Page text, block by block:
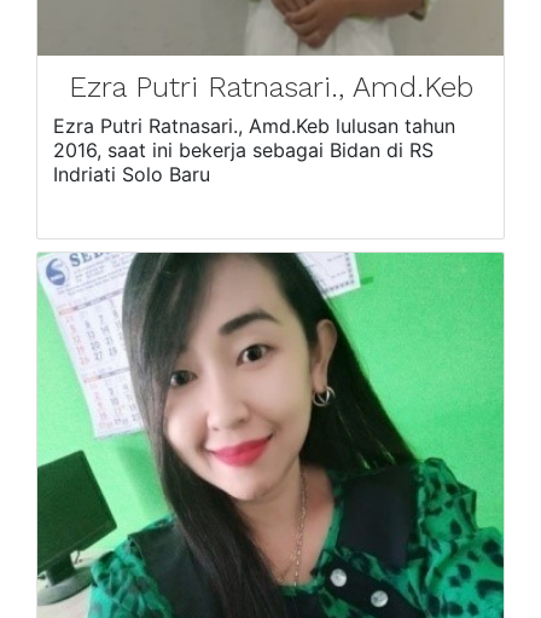
Ezra Putri Ratnasari., Amd.Keb
Ezra Putri Ratnasari., Amd.Keb lulusan tahun
2016, saat ini bekerja sebagai Bidan di RS
Indriati Solo Baru